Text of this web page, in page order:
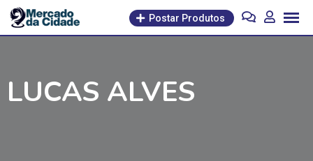
Pular
para
Postar Produtos
LUCAS ALVES